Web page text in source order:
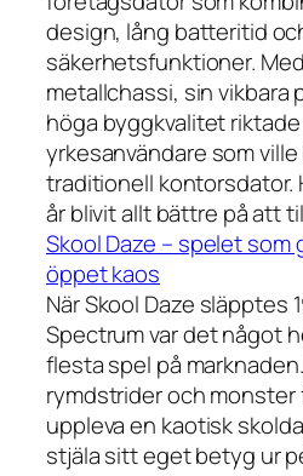
design, lång batteritid
säkerhetsfunktioner.
metallchassi, sin vikbara
höga byggkvalitet
yrkesanvändare som ville
traditionell kontorsdator.
år blivit allt bättre på att
Skool Daze – spelet
öppet kaos
När Skool Daze släpptes
Spectrum var det något
flesta spel på
rymdstrider och monster
uppleva en kaotisk
stjäla sitt eget betyg ur